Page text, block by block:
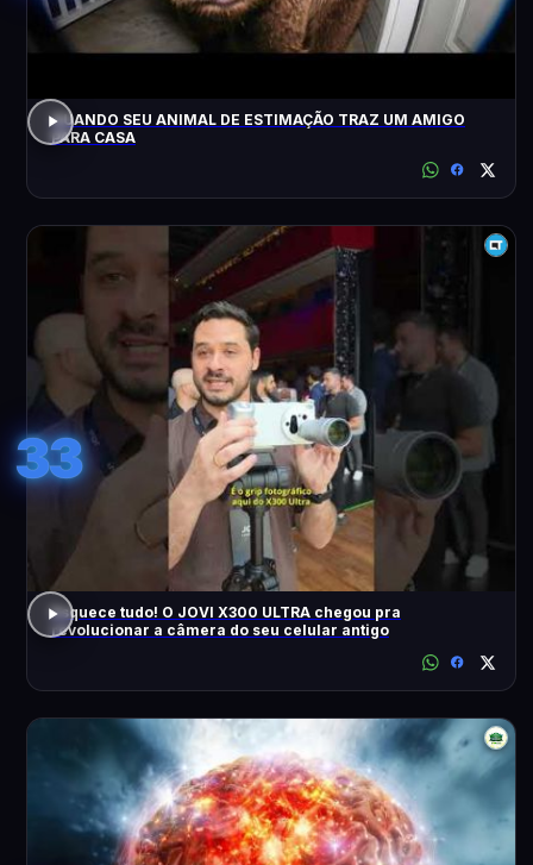
QUANDO SEU ANIMAL DE ESTIMAÇÃO TRAZ UM AMIGO
PARA CASA
33
Esquece tudo! O JOVI X300 ULTRA chegou pra
revolucionar a câmera do seu celular antigo